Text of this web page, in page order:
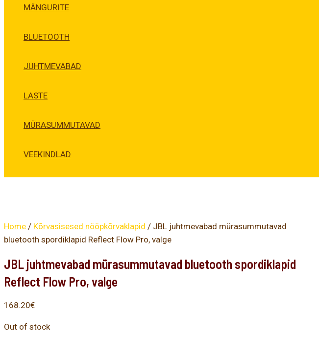
MÄNGURITE
BLUETOOTH
JUHTMEVABAD
LASTE
MÜRASUMMUTAVAD
VEEKINDLAD
Home / Kõrvasisesed nööpkõrvaklapid / JBL juhtmevabad mürasummutavad
bluetooth spordiklapid Reflect Flow Pro, valge
JBL juhtmevabad mürasummutavad bluetooth spordiklapid
Reflect Flow Pro, valge
168.20€
Out of stock